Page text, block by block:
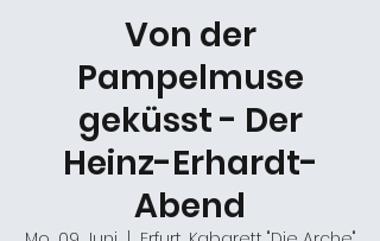
Von der
Pampelmuse
geküsst - Der
Heinz-Erhardt-
Abend